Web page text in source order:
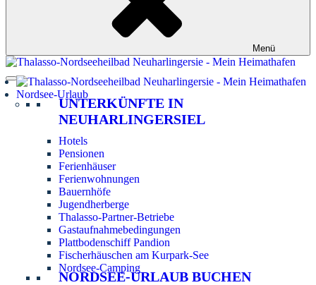
Menü
Nordsee-Urlaub
UNTERKÜNFTE IN
NEUHARLINGERSIEL
Hotels
Pensionen
Ferienhäuser
Ferienwohnungen
Bauernhöfe
Jugendherberge
Thalasso-Partner-Betriebe
Gastaufnahmebedingungen
Plattbodenschiff Pandion
Fischerhäuschen am Kurpark-See
Nordsee-Camping
NORDSEE-URLAUB BUCHEN